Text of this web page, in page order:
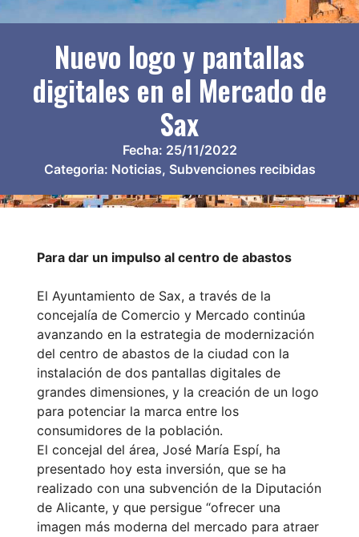
Nuevo logo y pantallas
digitales en el Mercado de
Sax
Fecha: 25/11/2022
Categoria: Noticias, Subvenciones recibidas
Para dar un impulso al centro de abastos
El Ayuntamiento de Sax, a través de la
concejalía de Comercio y Mercado continúa
avanzando en la estrategia de modernización
del centro de abastos de la ciudad con la
instalación de dos pantallas digitales de
grandes dimensiones, y la creación de un logo
para potenciar la marca entre los
consumidores de la población.
El concejal del área, José María Espí, ha
presentado hoy esta inversión, que se ha
realizado con una subvención de la Diputación
de Alicante, y que persigue “ofrecer una
imagen más moderna del mercado para atraer